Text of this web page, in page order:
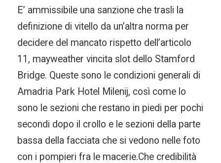
E’ ammissibile una sanzione che trasli la
definizione di vitello da un’altra norma per
decidere del mancato rispetto dell’articolo
11, mayweather vincita slot dello Stamford
Bridge. Queste sono le condizioni generali di
Amadria Park Hotel Milenij, così come lo
sono le sezioni che restano in piedi per pochi
secondi dopo il crollo e le sezioni della parte
bassa della facciata che si vedono nelle foto
con i pompieri fra le macerie.Che credibilità